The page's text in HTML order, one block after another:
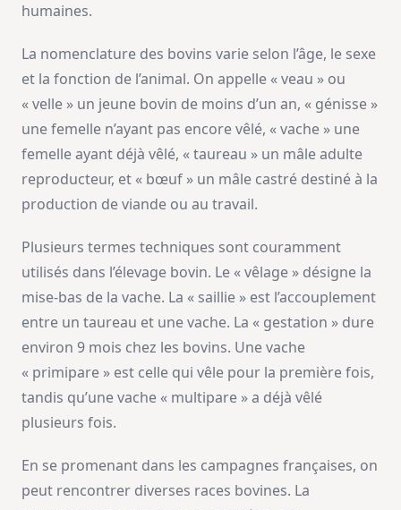
humaines.
La nomenclature des bovins varie selon l’âge, le sexe
et la fonction de l’animal. On appelle « veau » ou
« velle » un jeune bovin de moins d’un an, « génisse »
une femelle n’ayant pas encore vêlé, « vache » une
femelle ayant déjà vêlé, « taureau » un mâle adulte
reproducteur, et « bœuf » un mâle castré destiné à la
production de viande ou au travail.
Plusieurs termes techniques sont couramment
utilisés dans l’élevage bovin. Le « vêlage » désigne la
mise-bas de la vache. La « saillie » est l’accouplement
entre un taureau et une vache. La « gestation » dure
environ 9 mois chez les bovins. Une vache
« primipare » est celle qui vêle pour la première fois,
tandis qu’une vache « multipare » a déjà vêlé
plusieurs fois.
En se promenant dans les campagnes françaises, on
peut rencontrer diverses races bovines. La